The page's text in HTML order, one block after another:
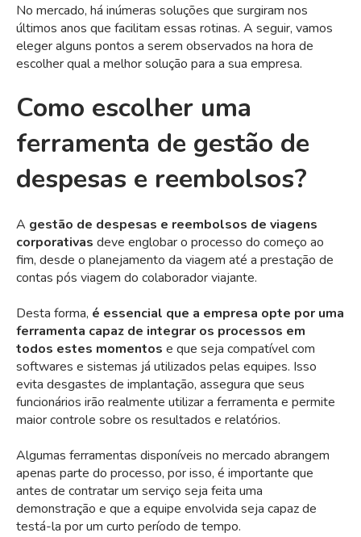
No mercado, há inúmeras soluções que surgiram nos
últimos anos que facilitam essas rotinas. A seguir, vamos
eleger alguns pontos a serem observados na hora de
escolher qual a melhor solução para a sua empresa.
Como escolher uma
ferramenta de gestão de
despesas e reembolsos?
A gestão de despesas e reembolsos de viagens
corporativas deve englobar o processo do começo ao
fim, desde o planejamento da viagem até a prestação de
contas pós viagem do colaborador viajante.
Desta forma, é essencial que a empresa opte por uma
ferramenta capaz de integrar os processos em
todos estes momentos e que seja compatível com
softwares e sistemas já utilizados pelas equipes. Isso
evita desgastes de implantação, assegura que seus
funcionários irão realmente utilizar a ferramenta e permite
maior controle sobre os resultados e relatórios.
Algumas ferramentas disponíveis no mercado abrangem
apenas parte do processo, por isso, é importante que
antes de contratar um serviço seja feita uma
demonstração e que a equipe envolvida seja capaz de
testá-la por um curto período de tempo.